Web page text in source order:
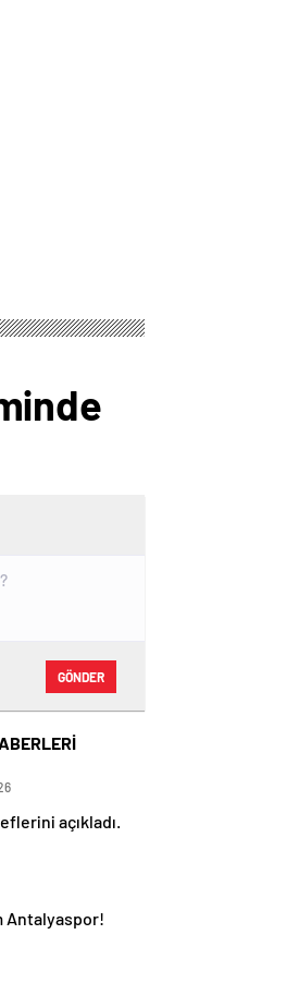
GÖNDER
açıkladı.
Antalyaspor!